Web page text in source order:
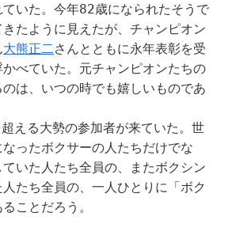
いた。今年82歳になられたそうで
たように見えたが、チャンピオン
大熊正二 さんとともに永年表彰を受
べていた。元チャンピオンたちの
は、いつの時でも嬉しいものであ
える大勢の参加者が来ていた。世
ったボクサーの人たちだけでな
ていた人たち全員の、またボクシン
たち全員の、一人ひとりに「ボク
ことだろう。